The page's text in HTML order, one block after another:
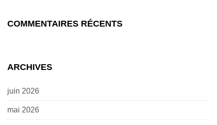
COMMENTAIRES RÉCENTS
ARCHIVES
juin 2026
mai 2026